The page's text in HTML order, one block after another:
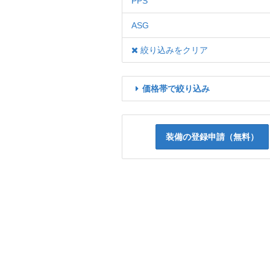
ASG
絞り込みをクリア
価格帯で絞り込み
装備の登録申請（無料）